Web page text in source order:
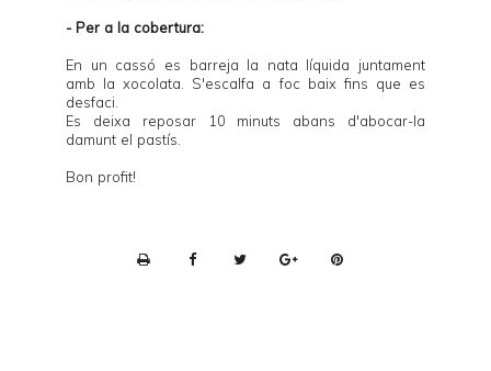
- Per a la cobertura:
En un cassó es barreja la nata líquida juntament
amb la xocolata. S'escalfa a foc baix fins que es
desfaci.
Es deixa reposar 10 minuts abans d'abocar-la
damunt el pastís.
Bon profit!